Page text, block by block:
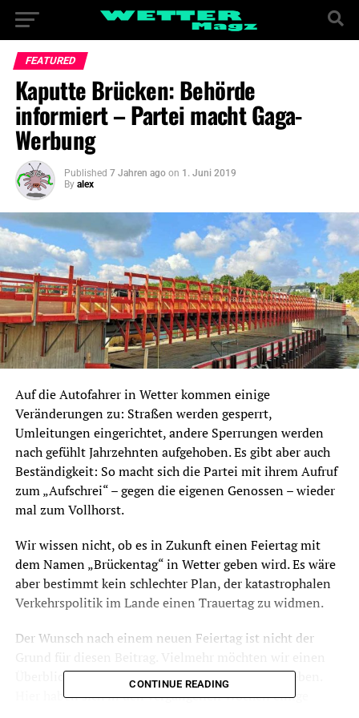
FEATURED
Kaputte Brücken: Behörde
informiert – Partei macht Gaga-
Werbung
Published 7 Jahren ago on 1. Juni 2019
By alex
Auf die Autofahrer in Wetter kommen einige
Veränderungen zu: Straßen werden gesperrt,
Umleitungen eingerichtet, andere Sperrungen werden
nach gefühlt Jahrzehnten aufgehoben. Es gibt aber auch
Beständigkeit: So macht sich die Partei mit ihrem Aufruf
zum „Aufschrei“ – gegen die eigenen Genossen – wieder
mal zum Vollhorst.
Wir wissen nicht, ob es in Zukunft einen Feiertag mit
dem Namen „Brückentag“ in Wetter geben wird. Es wäre
aber bestimmt kein schlechter Plan, der katastrophalen
Verkehrspolitik im Lande einen Trauertag zu widmen.
Der Wunsch nach einem neuen Feiertag ist nicht der
Überblick über die aktuelle Situation in Wetter geben.
Hier haben sich in den vergangenen Wochen einige
CONTINUE READING